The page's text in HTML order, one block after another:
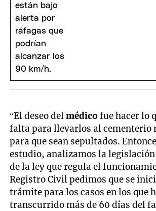
“El deseo delmédicofue hacer lo
falta para llevarlos al cementerio
para que sean sepultados.
estudio, analizamos la
de la ley que regula el
Registro Civil pedimos que se
trámite para los casos en los que
transcurrido más de 60 días del